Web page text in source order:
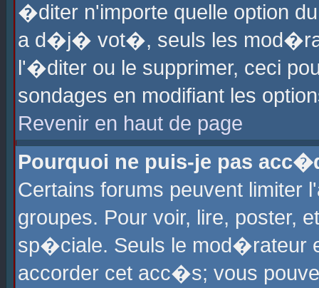
�diter n'importe quelle option
a d�j� vot�, seuls les
l'�diter ou le supprimer, ceci
sondages en modifiant les
Revenir en haut de page
Pourquoi ne puis-je pas
Certains forums peuvent
groupes. Pour voir, lire, poster,
sp�ciale. Seuls le mod�rateur
accorder cet acc�s; vous